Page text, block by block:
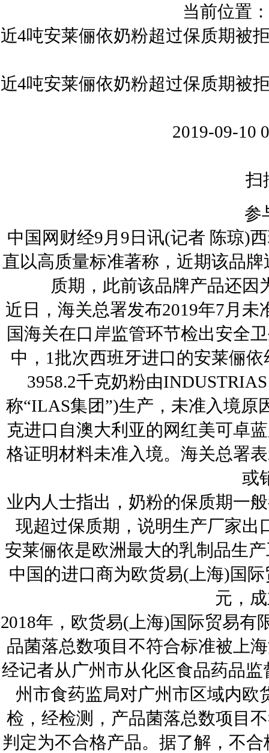
当前位置：
近4吨安莱俪依奶粉超过保质期被
近4吨安莱俪依奶粉超过保质期被
2019-09-10
扫
参
中国网财经9月9日讯(记者 陈琼)
直以高质量标准著称，近期该品
质期，此前该品牌产品还
近日，海关总署发布2019年7月
国海关在口岸监管环节检出安全
中，1批次西班牙进口的安莱俪
3958.2千克奶粉由
称“ILAS集团”)生产，未准入境原
克进口自澳大利亚的网红美可卓
格证明材料未准入境。海关总署
或
业内人士指出，奶粉的保质期一
现超过保质期，说明生产厂家出
安莱俪依是欧洲最大的乳制品生
中国的进口商为欧货易(上海)国
元，
2018年，欧货易(上海)国际贸易有
品菌落总数项目不符合标准被上
经记者从广州市从化区食品药品
州市食药监局对广州市区域内欧
检，经检测，产品菌落总数项目
判定为不合格产品。据了解，不